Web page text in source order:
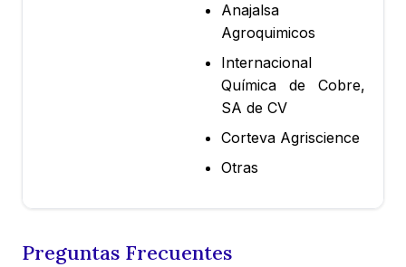
Anajalsa
Agroquimicos
Internacional
Química de Cobre,
SA de CV
Corteva Agriscience
Otras
Preguntas Frecuentes